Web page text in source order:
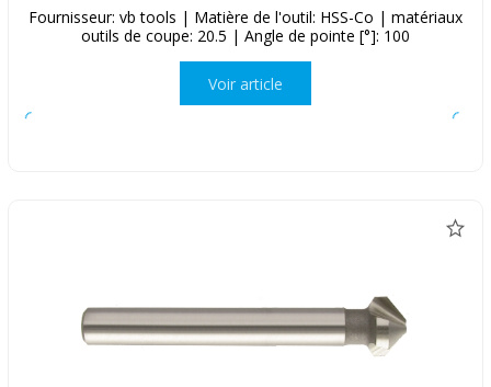
Fournisseur: vb tools | Matière de l'outil: HSS-Co | matériaux
outils de coupe: 20.5 | Angle de pointe [°]: 100
Voir article